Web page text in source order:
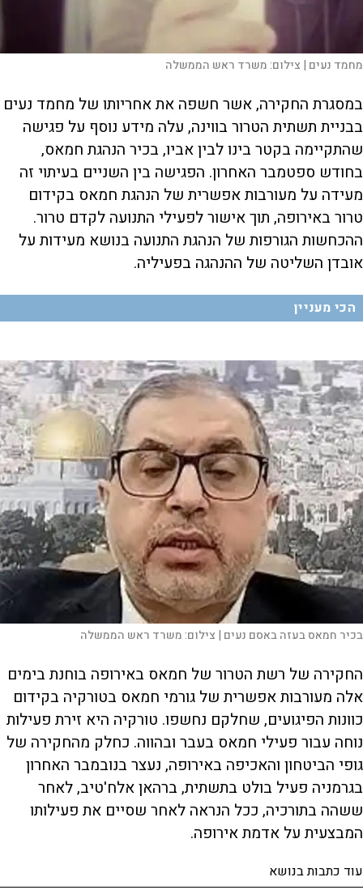
מחמד נעים | צילום:משרד ראש הממשלה
במסגרת החקירה, אשר חשפה את אחריותו של מחמד נעים
בבניית תשתית הטרור בווינה, עלה מידע נוסף על פגישה
שהתקיימה בקטר בינו לבין אביו, בכיר הנהגת חמאס,
בחודש ספטמבר האחרון. הפגישה בין השניים בעיתוי זה
מעידה על מעורבות אפשרית של הנהגת חמאס בקידום
טרור באירופה, תוך אישור לפעילי התנועה לקדם טרור.
ההכחשות הגורפות של הנהגת התנועה בנושא מעידות על
אובדן השליטה של ההנהגה בפעיליה.
הכי מעניין
בכיר חמאס בעזה באסם נעים | צילום:משרד ראש הממשלה
החקירה של רשת הטרור של חמאס באירופה בוחנת בימים
אלה מעורבות אפשרית של גורמי חמאס בטורקיה בקידום
כוונות הפיגועים, שחלקם נחשפו. טורקיה היא זירת פעילות
נוחה עבור פעילי חמאס בעבר ובהווה. כחלק מהחקירה של
גופי הביטחון והאכיפה באירופה, נעצר בנובמבר האחרון
בגרמניה פעיל בולט בתשתית, ברהאן אלח'טיב, לאחר
ששהה בתורכיה, ככל הנראה לאחר שסיים את פעילותו
המבצעית על אדמת אירופה.
עוד כתבות בנושא